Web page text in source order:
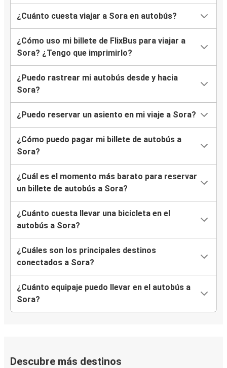
¿Cuánto cuesta viajar a Sora en autobús?
¿Cómo uso mi billete de FlixBus para viajar a
Sora? ¿Tengo que imprimirlo?
¿Puedo rastrear mi autobús desde y hacia
Sora?
¿Puedo reservar un asiento en mi viaje a Sora?
¿Cómo puedo pagar mi billete de autobús a
Sora?
¿Cuál es el momento más barato para reservar
un billete de autobús a Sora?
¿Cuánto cuesta llevar una bicicleta en el
autobús a Sora?
¿Cuáles son los principales destinos
conectados a Sora?
¿Cuánto equipaje puedo llevar en el autobús a
Sora?
Descubre más destinos